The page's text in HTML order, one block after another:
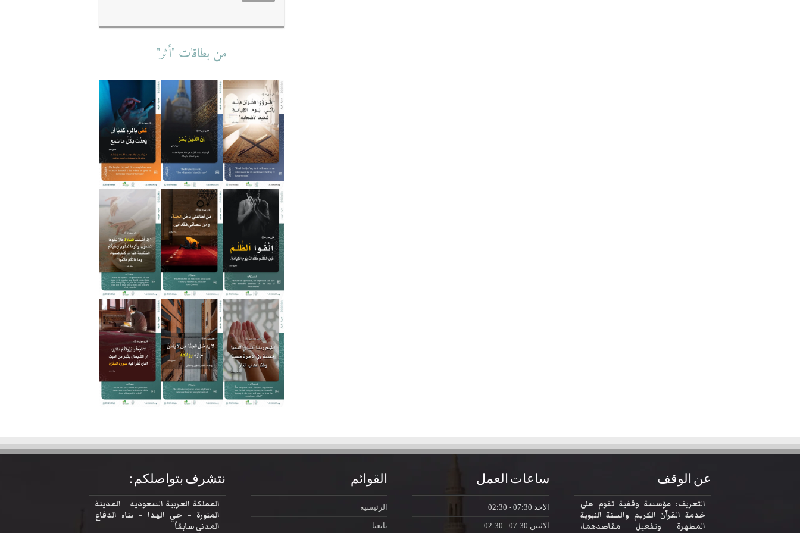
من بطاقات "أثر"
عن الوقف
التعريف: مؤسسة وقفية تقوم على
خدمة القرآن الكريم والسنة النبوية
المطهرة وتفعيل مقاصدهما،
ساعات العمل
الاحد
الاثنين
القوائم
الرئيسية
تابعنا
نتشرف بتواصلكم :
المملكة العربية السعودية - المدينة
المنورة – حي الهدا – بناء الدفاع
المدني سابقاً